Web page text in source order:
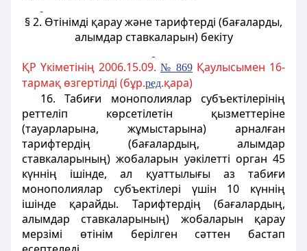
§ 2. Өтінiмді қарау және тарифтерді (бағаларды,
алымдар ставкаларын) бекіту
ҚР Үкіметінің 2006.15.09. № 869 Қаулысымен 16-
тармақ өзгертілді (бұр.ред.қара)
16. Табиғи монополиялар субъектілерiнiң
реттелiп көрсетiлетiн қызметтерiне
(тауарларына, жұмыстарына) арналған
тарифтердiң (бағалардың, алымдар
ставкаларының) жобаларын уәкiлетті орган 45
күннiң iшiнде, ал қуаттылығы аз табиғи
монополиялар субъектілері үшін 10 күннің
ішінде қарайды. Тарифтердiң (бағалардың,
алымдар ставкаларының) жобаларын қарау
мерзiмi өтінім берiлген сәттен бастап